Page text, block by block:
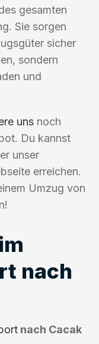
gesamten
Sie sorgen
sicher
sondern
und
uns noch
Du kannst
unser
erreichen.
Umzug von
nach
nach Cacak